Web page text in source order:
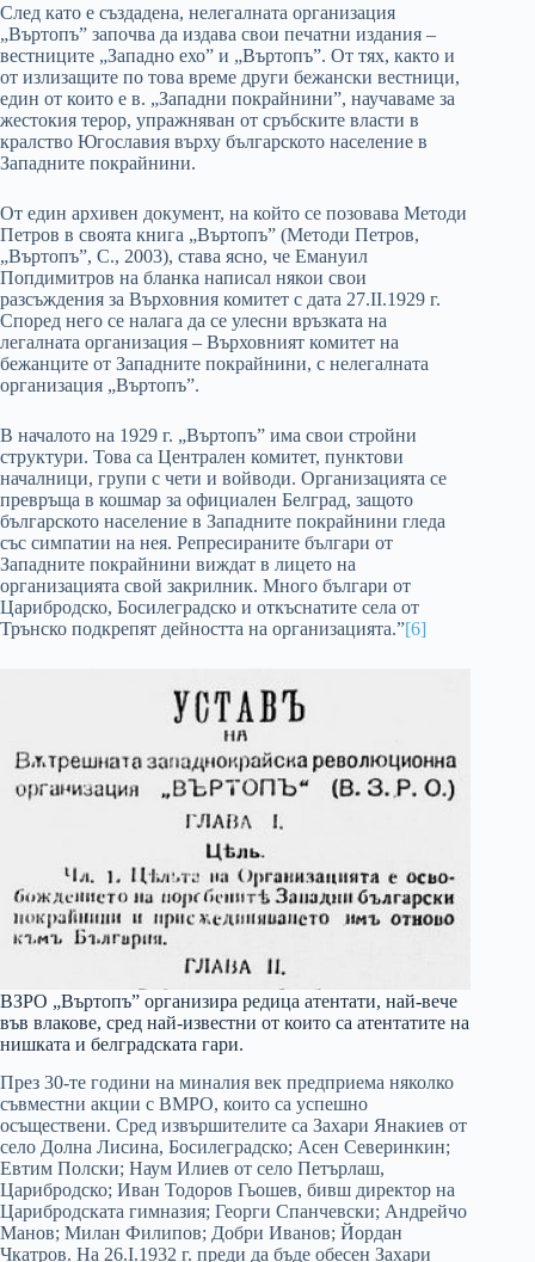
След като е създадена, нелегалната организация
„Въртопъ” започва да издава свои печатни издания –
вестниците „Западно ехо” и „Въртопъ”. От тях, както и
от излизащите по това време други бежански вестници,
един от които е в. „Западни покрайнини”, научаваме за
жестокия терор, упражняван от сръбските власти в
кралство Югославия върху българското население в
Западните покрайнини.
От един архивен документ, на който се позовава Методи
Петров в своята книга „Въртопъ” (Методи Петров,
„Въртопъ”, С., 2003), става ясно, че Емануил
Попдимитров на бланка написал някои свои
разсъждения за Върховния комитет с дата 27.ІІ.1929 г.
Според него се налага да се улесни връзката на
легалната организация – Върховният комитет на
бежанците от Западните покрайнини, с нелегалната
организация „Въртопъ”.
В началото на 1929 г. „Въртопъ” има свои стройни
структури. Това са Централен комитет, пунктови
началници, групи с чети и войводи. Организацията се
превръща в кошмар за официален Белград, защото
българското население в Западните покрайнини гледа
със симпатии на нея. Репресираните българи от
Западните покрайнини виждат в лицето на
организацията свой закрилник. Много българи от
Царибродско, Босилеградско и откъснатите села от
Трънско подкрепят дейността на организацията.”[6]
ВЗРО „Въртопъ” организира редица атентати, най-вече
във влакове, сред най-известни от които са атентатите на
нишката и белградската гари.
През 30-те години на миналия век предприема няколко
съвместни акции с ВМРО, които са успешно
осъществени. Сред извършителите са Захари Янакиев от
село Долна Лисина, Босилеградско; Асен Северинкин;
Евтим Полски; Наум Илиев от село Петърлаш,
Царибродско; Иван Тодоров Гьошев, бивш директор на
Царибродската гимназия; Георги Спанчевски; Андрейчо
Манов; Милан Филипов; Добри Иванов; Йордан
Чкатров. На 26.І.1932 г. преди да бъде обесен Захари